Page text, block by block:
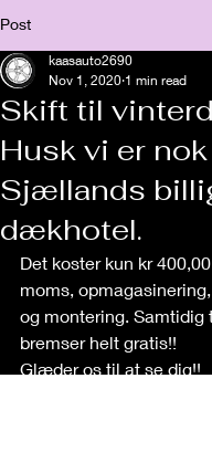
Post
Skift til
Husk vi er nok
Sjællands
dækhotel.
kaasauto2690
Nov 1, 2020 1 min read
Det koster kun kr
moms,
og montering. Samtidig
bremser helt gratis!!
Glæder os til at se dig!!